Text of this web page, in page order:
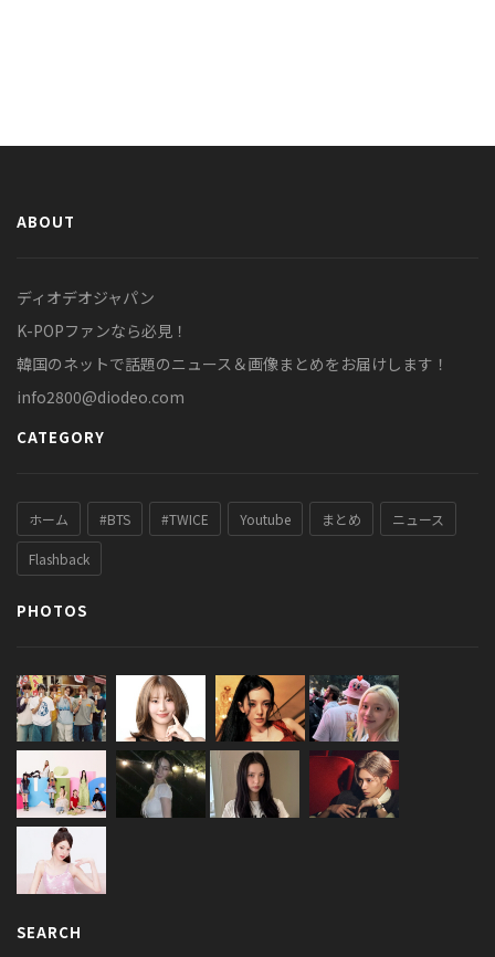
ABOUT
ディオデオジャパン
K-POPファンなら必見！
韓国のネットで話題のニュース＆画像まとめをお届けします！
info2800@diodeo.com
CATEGORY
ホーム #BTS #TWICE Youtube まとめ ニュース
Flashback
PHOTOS
SEARCH